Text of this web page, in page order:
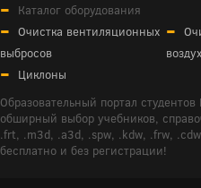
Каталог оборудования
Очистка вентиляционных
выбросов
Циклоны
Образовательный портал
обширный выбор учебников,
.frt, .m3d, .a3d, .spw, .kdw, .frw,
бесплатно и без регистрации!